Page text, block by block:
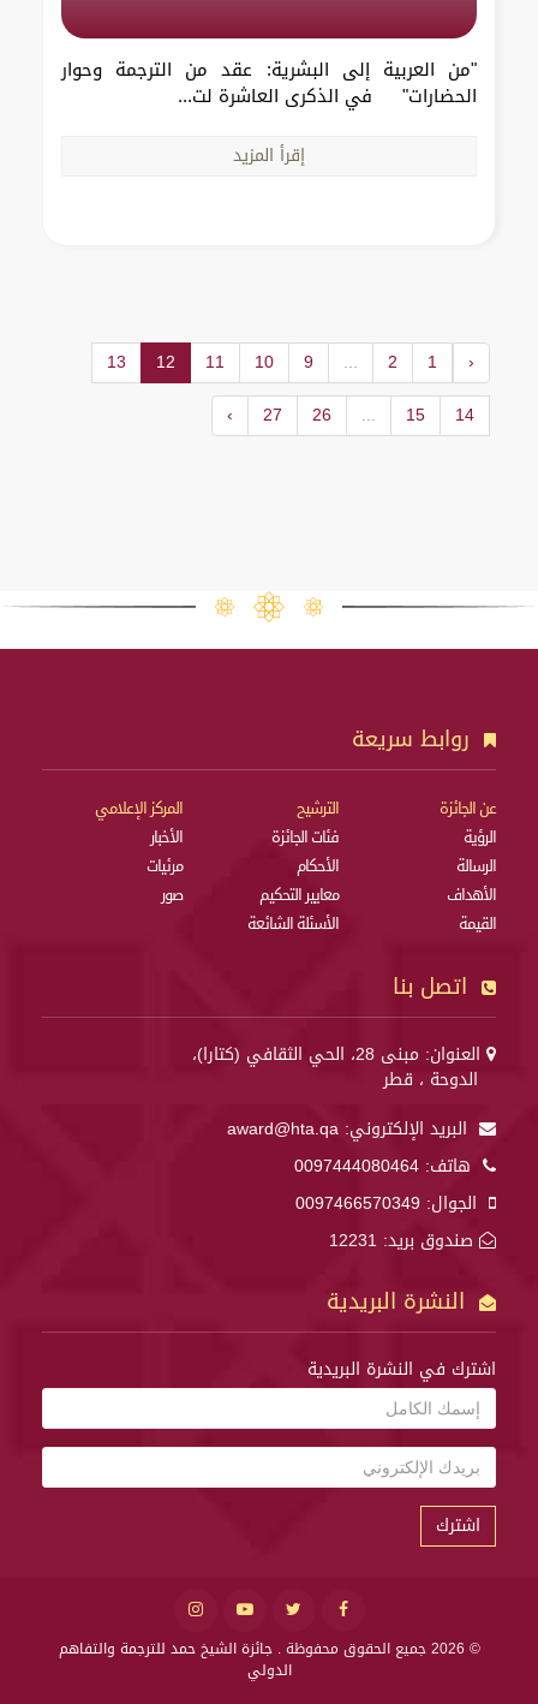
"من العربية إلى البشرية: عقد من الترجمة وحوار
الحضارات" في الذكرى العاشرة لت...
إقرأ المزيد
‹
1
2
...
9
10
11
12
13
14
15
...
26
27
›
روابط سريعة
عن الجائزة
الرؤية
الرسالة
الأهداف
القيمة
الترشيح
فئات الجائزة
الأحكام
معايير التحكيم
الأسئلة الشائعة
المركز الإعلامي
الأخبار
مرئيات
صور
اتصل بنا
العنوان: مبنى 28، الحي الثقافي (كتارا)،
الدوحة ، قطر
البريد الإلكتروني: award@hta.qa
هاتف: 0097444080464
الجوال: 0097466570349
صندوق بريد: 12231
النشرة البريدية
اشترك في النشرة البريدية
اشترك
© 2026 جميع الحقوق محفوظة .
جائزة الشيخ حمد للترجمة والتفاهم
الدولي